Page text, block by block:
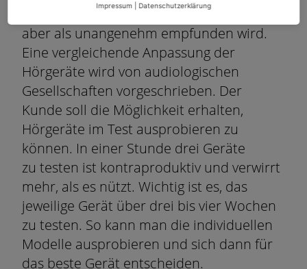
zwar relativ unbemerkt seinen Sinn erfüllt,
aber als unangenehm empfunden wird.
Eine vergleichende Anpassung der
Hörgeräte wird von audiologischen
Gesellschaften vorgeschrieben. Der
Kunde soll die Möglichkeit erhalten,
Hörgeräte im Test ausprobieren zu
können. In einer Stunde drei Geräte
zu testen ist kontraproduktiv und verwirrt
mehr, als es nützt. Wichtig ist es, das
jeweilige Gerät über drei bis vier Wochen
zu testen. So kann man die individuellen
Modelle ausprobieren und sich dann für
das beste Gerät entscheiden.
Impressum Datenschutzerklärung